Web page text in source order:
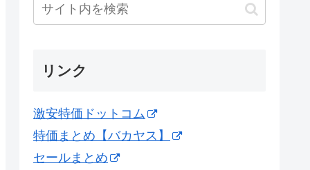
リンク
激安特価ドットコム
特価まとめ【バカヤス】
セールまとめ